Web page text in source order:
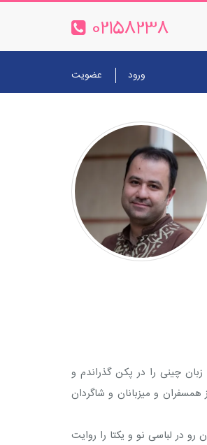
02158238
ورود عضویت
زبان چینی را در پکن گذراندم و
و میزبانان و شاگردان
در لباسی نو و یکتا را روایت